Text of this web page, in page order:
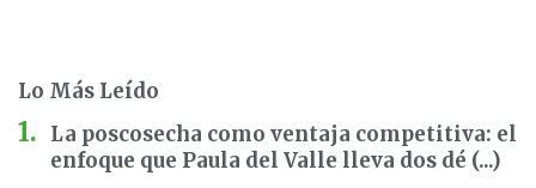
Lo Más Leído
La poscosecha como ventaja competitiva: el
enfoque que Paula del Valle lleva dos dé (...)